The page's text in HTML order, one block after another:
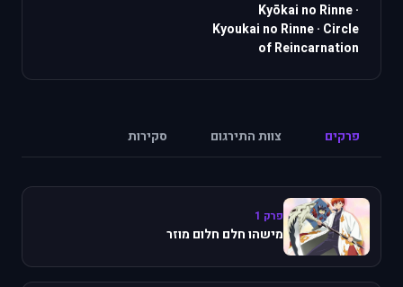
Kyōkai no Rinne·
Kyoukai no Rinne· Circle
of Reincarnation
פרקים צוות התירגום סקירות
פרק 1
מישהו חלם חלום מוזר